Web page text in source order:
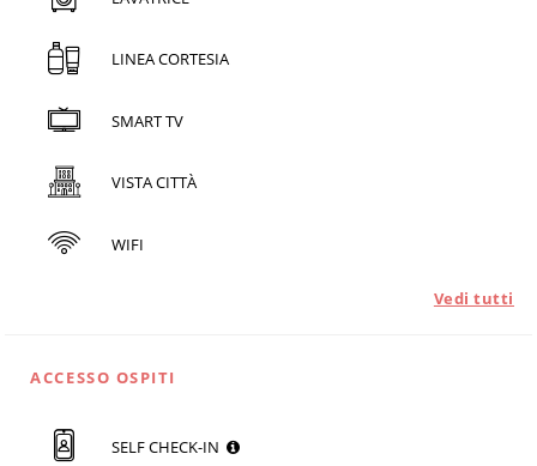
LINEA CORTESIA
SMART TV
VISTA CITTÀ
WIFI
Vedi tutti
ACCESSO OSPITI
SELF CHECK-IN